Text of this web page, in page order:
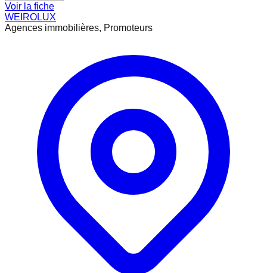
Voir la fiche
WEIROLUX
Agences immobilières, Promoteurs